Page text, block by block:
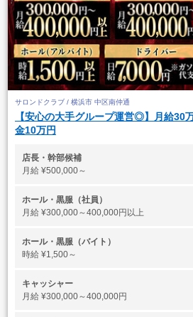
サロンドクラブ / 横浜市 中区南仲通
【安心の大手グループ運営◎】月給30
金10万円
店長・幹部候補
月給 ¥500,000～
ホール・黒服（社員）
月給 ¥300,000～400,000円以上
ホール・黒服（バイト）
時給 ¥1,500～
キャッシャー
月給 ¥300,000～400,000円